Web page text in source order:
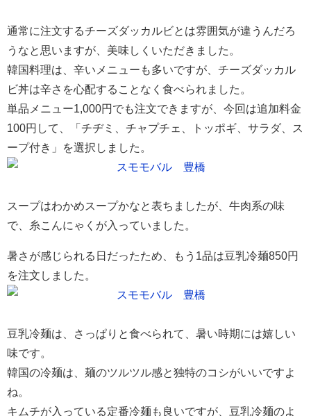
通常に注文するチーズダッカルビとは雰囲気が違うんだろ
うなと思いますが、美味しくいただきました。
韓国料理は、辛いメニューも多いですが、チーズダッカル
ビ丼は辛さを心配することなく食べられました。
単品メニュー1,000円でも注文できますが、今回は追加料金
100円して、「チヂミ、チャプチェ、トッポギ、サラダ、ス
ープ付き」を選択しました。
スープはわかめスープかなと表ちましたが、牛肉系の味
で、糸こんにゃくが入っていました。
暑さが感じられる日だったため、もう1品は豆乳冷麺850円
を注文しました。
豆乳冷麺は、さっぱりと食べられて、暑い時期には嬉しい
味です。
韓国の冷麺は、麺のツルツル感と独特のコシがいいですよ
ね。
キムチが入っている定番冷麺も良いですが、豆乳冷麺のよ